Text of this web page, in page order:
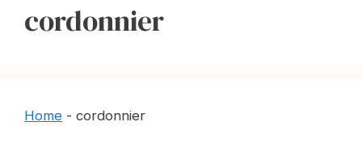
cordonnier
Home - cordonnier